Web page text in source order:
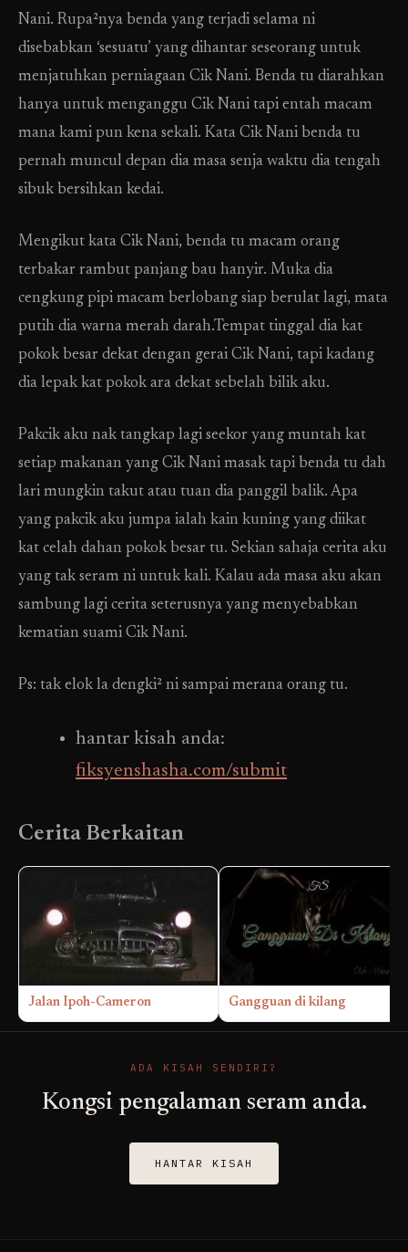
Nani. Rupa²nya benda yang terjadi selama ni
disebabkan ‘sesuatu’ yang dihantar seseorang untuk
menjatuhkan perniagaan Cik Nani. Benda tu diarahkan
hanya untuk menganggu Cik Nani tapi entah macam
mana kami pun kena sekali. Kata Cik Nani benda tu
pernah muncul depan dia masa senja waktu dia tengah
sibuk bersihkan kedai.
Mengikut kata Cik Nani, benda tu macam orang
terbakar rambut panjang bau hanyir. Muka dia
cengkung pipi macam berlobang siap berulat lagi, mata
putih dia warna merah darah.Tempat tinggal dia kat
pokok besar dekat dengan gerai Cik Nani, tapi kadang
dia lepak kat pokok ara dekat sebelah bilik aku.
Pakcik aku nak tangkap lagi seekor yang muntah kat
setiap makanan yang Cik Nani masak tapi benda tu dah
lari mungkin takut atau tuan dia panggil balik. Apa
yang pakcik aku jumpa ialah kain kuning yang diikat
kat celah dahan pokok besar tu. Sekian sahaja cerita aku
yang tak seram ni untuk kali. Kalau ada masa aku akan
sambung lagi cerita seterusnya yang menyebabkan
kematian suami Cik Nani.
Ps: tak elok la dengki² ni sampai merana orang tu.
hantar kisah anda:
fiksyenshasha.com/submit
Cerita Berkaitan
Jalan Ipoh-Cameron Gangguan di kilang
ADA KISAH SENDIRI?
Kongsi pengalaman seram anda.
HANTAR KISAH